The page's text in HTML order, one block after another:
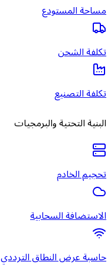
مساحة المستودع
تكلفة الشحن
تكلفة التصنيع
البنية التحتية والبرمجيات
تحجيم الخادم
الاستضافة السحابية
حاسبة عرض النطاق الترددي